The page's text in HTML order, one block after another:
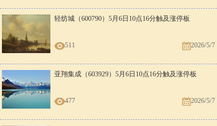
轻纺城（600790）5月6日10点16分触及涨停板
511 2026/5/7
亚翔集成（603929）5月6日10点16分触及涨停板
477 2026/5/7